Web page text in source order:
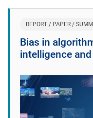
REPORT / PAPER /
Bias in
intelligence